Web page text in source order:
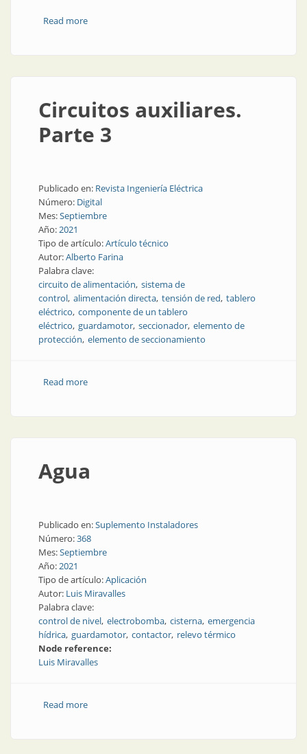
Read moreabout La empresa con más contactos
Circuitos auxiliares.
Parte 3
Publicado en: Revista Ingeniería Eléctrica
Número: Digital
Mes:Septiembre
Año:2021
Tipo de artículo:Artículo técnico
Autor:Alberto Farina
Palabra clave:
circuito de alimentación sistema de
control alimentación directa tensión de red tablero
eléctrico componente de un tablero
eléctrico guardamotor seccionador elemento de
protección elemento de seccionamiento
Read moreabout Circuitos auxiliares. Parte 3
Agua
Publicado en:Suplemento Instaladores
Número:368
Mes:Septiembre
Año:2021
Tipo de artículo:Aplicación
Autor: Luis Miravalles
Palabra clave:
control de nivel electrobomba cisterna emergencia
hídrica guardamotor contactor relevo térmico
Node reference:
Luis Miravalles
Read moreabout Agua